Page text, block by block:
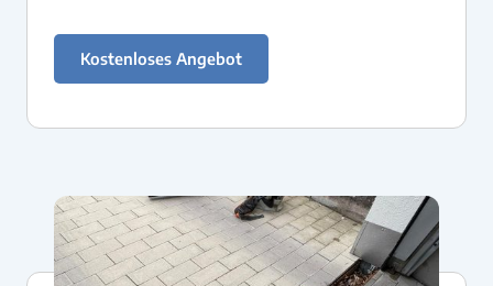
Kostenloses Angebot